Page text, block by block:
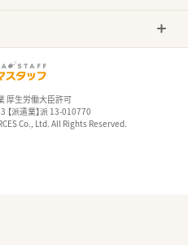
厚生労働大臣許可
【派遣業】派 13-010770
Co., Ltd. All Rights Reserved.